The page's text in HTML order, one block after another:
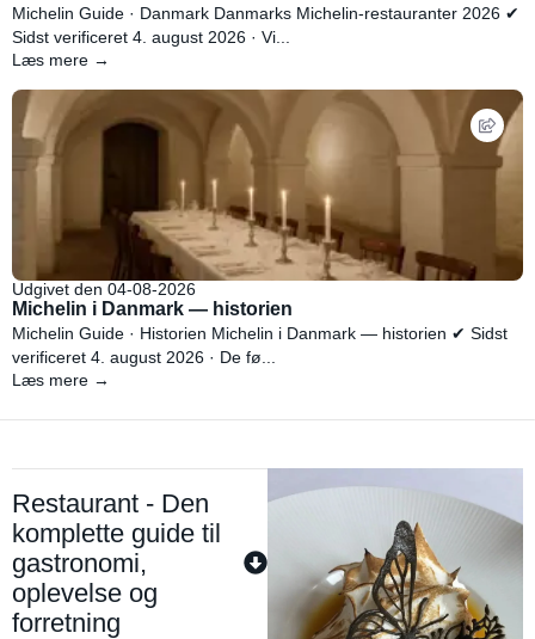
Michelin Guide · Danmark Danmarks Michelin-restauranter 2026 ✔
Sidst verificeret 4. august 2026 · Vi...
Læs mere →
Udgivet den 04-08-2026
Michelin i Danmark — historien
Michelin Guide · Historien Michelin i Danmark — historien ✔ Sidst
verificeret 4. august 2026 · De fø...
Læs mere →
Restaurant - Den
komplette guide til
gastronomi,
oplevelse og
forretning